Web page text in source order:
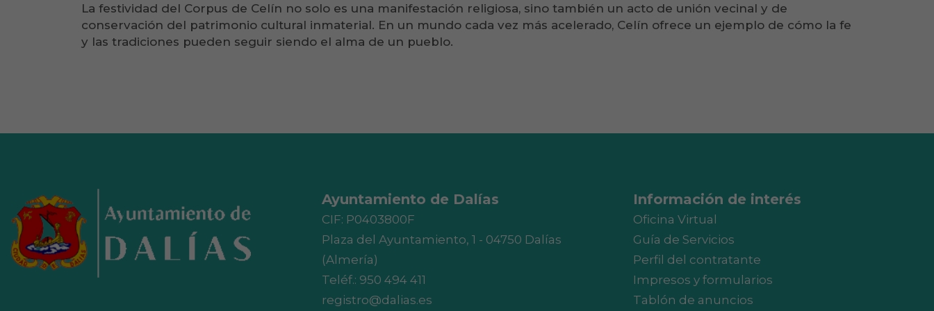
La festividad del Corpus de Celín no solo es una manifestación religiosa, sino también un acto de unión vecinal y de
conservación del patrimonio cultural inmaterial. En un mundo cada vez más acelerado, Celín ofrece un ejemplo de cómo la fe
y las tradiciones pueden seguir siendo el alma de un pueblo.
Ayuntamiento de Dalías
CIF: P0403800F
Plaza del Ayuntamiento, 1 - 04750 Dalías
(Almería)
Teléf.: 950 494 411
registro@dalias.es
Información de interés
Oficina Virtual
Guía de Servicios
Perfil del contratante
Impresos y formularios
Tablón de anuncios